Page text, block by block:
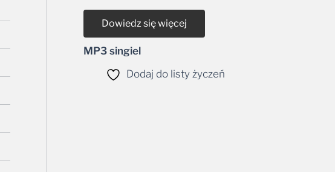
Dowiedz się więcej
MP3 singiel
Dodaj do listy życzeń